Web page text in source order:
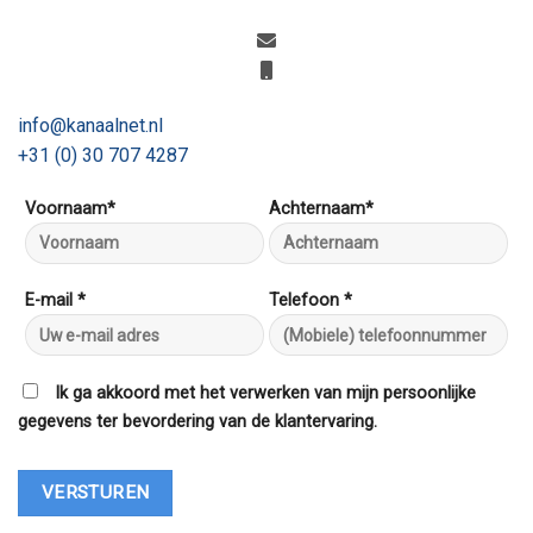
info@kanaalnet.nl
+31 (0) 30 707 4287
Voornaam* Achternaam*
E-mail * Telefoon *
Ik ga akkoord met het verwerken van mijn persoonlijke
gegevens ter bevordering van de klantervaring.